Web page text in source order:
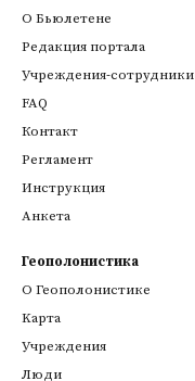
О Бьюлетене
Редакция портала
Учреждения-сотрудники
FAQ
Контакт
Регламент
Инструкция
Анкета
Геополонистика
О Геополонистике
Kарта
Учреждения
Люди